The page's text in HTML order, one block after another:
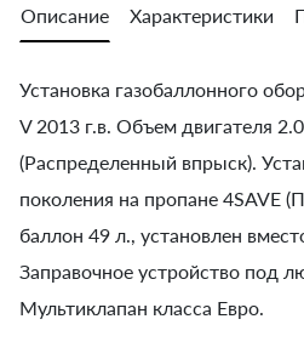
Описание Характеристики
Установка газобаллонного
V 2013 г.в. Объем двигателя
(Распределенный впрыск).
поколения на пропане 4SAVE
баллон 49 л., установлен
Заправочное устройство под
Мультиклапан класса Евро.